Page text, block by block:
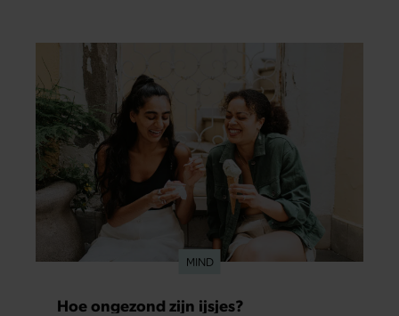
MIND
Hoe ongezond zijn ijsjes?